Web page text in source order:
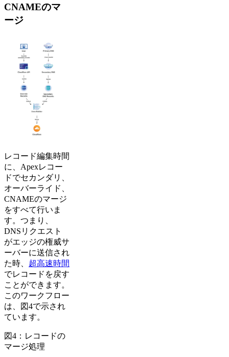
CNAMEのマ
ージ
レコード編集時間
に、Apexレコー
ドでセカンダリ、
オーバーライド、
CNAMEのマージ
をすべて行いま
す。つまり、
DNSリクエスト
がエッジの権威サ
ーバーに送信され
た時、 超高速時間
でレコードを戻す
ことができます。
このワークフロー
は、図4で示され
ています。
図4：レコードの
マージ処理